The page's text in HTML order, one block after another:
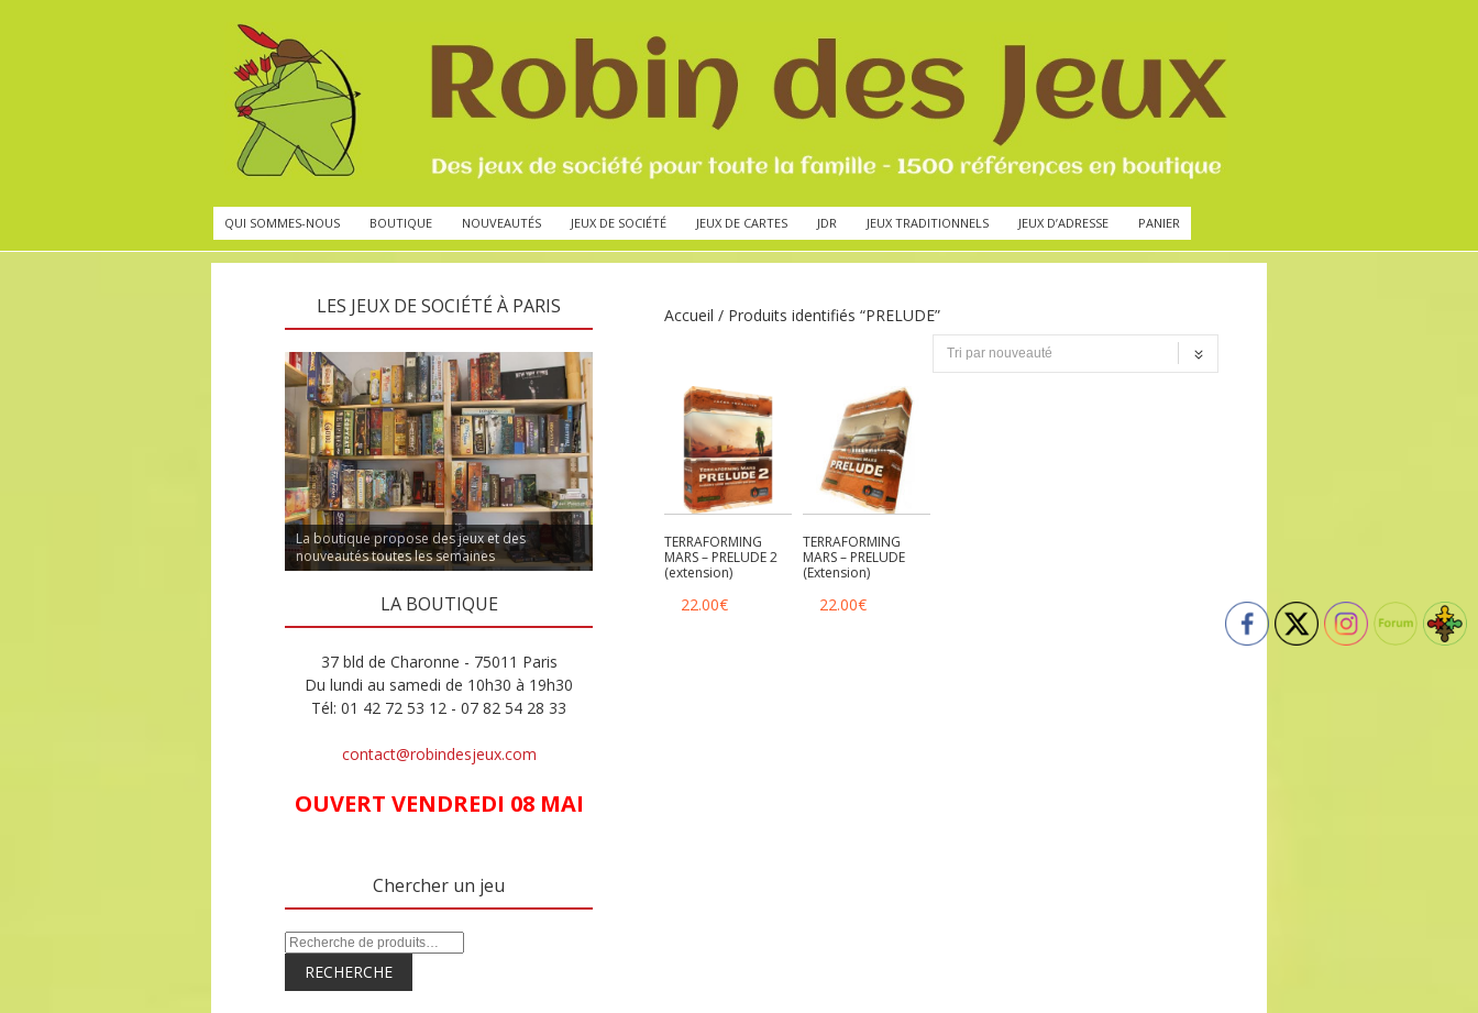
QUI SOMMES-NOUS BOUTIQUE NOUVEAUTÉS JEUX DE SOCIÉTÉ JEUX DE CARTES JDR JEUX TRADITIONNELS JEUX D’ADRESSE PANIER
Accueil / Produits identifiés “PRELUDE”
TERRAFORMING
MARS – PRELUDE 2
(extension)
22.00€
TERRAFORMING
MARS – PRELUDE
(Extension)
22.00€
LES JEUX DE SOCIÉTÉ À PARIS
La boutique propose des jeux et des
nouveautés toutes les semaines
LA BOUTIQUE
37 bld de Charonne - 75011 Paris
Du lundi au samedi de 10h30 à 19h30
Tél: 01 42 72 53 12 - 07 82 54 28 33
contact@robindesjeux.com
OUVERT VENDREDI 08 MAI
Chercher un jeu
RECHERCHE